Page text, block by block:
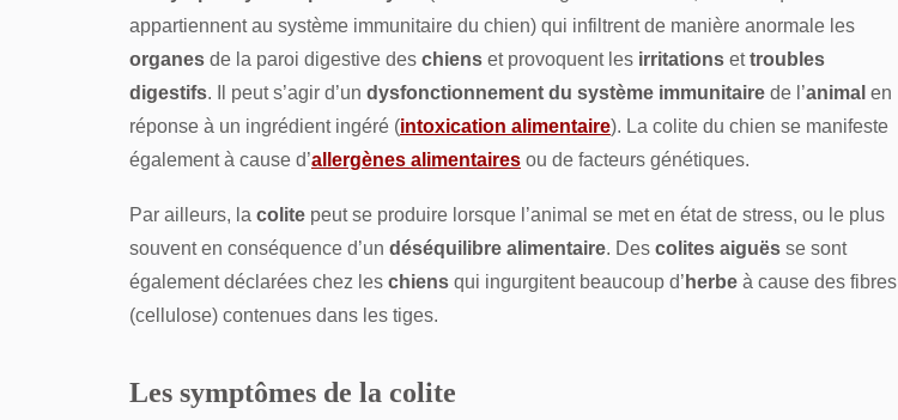
appartiennent au système immunitaire du chien) qui infiltrent de manière anormale les
organes de la paroi digestive des chiens et provoquent les irritations ettroubles
digestifs. Il peut s’agir d’un dysfonctionnement du système immunitaire de l’animal en
réponse à un ingrédient ingéré (intoxication alimentaire). La colite du chien se manifeste
également à cause d’allergènes alimentaires ou de facteurs génétiques.
Par ailleurs, la colite peut se produire lorsque l’animal se met en état de stress, ou le plus
souvent en conséquence d’un déséquilibre alimentaire. Des colites aiguës se sont
également déclarées chez les chiens qui ingurgitent beaucoup d’ herbe à cause des fibres
(cellulose) contenues dans les tiges.
Les symptômes de la colite